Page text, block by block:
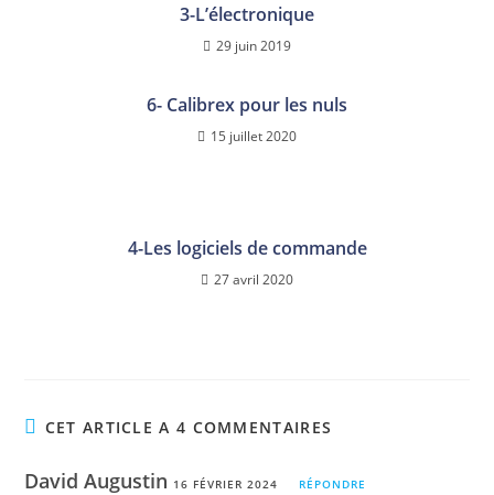
3-L’électronique
29 juin 2019
6- Calibrex pour les nuls
15 juillet 2020
4-Les logiciels de commande
27 avril 2020
CET ARTICLE A 4 COMMENTAIRES
David Augustin 16 FÉVRIER 2024 RÉPONDRE